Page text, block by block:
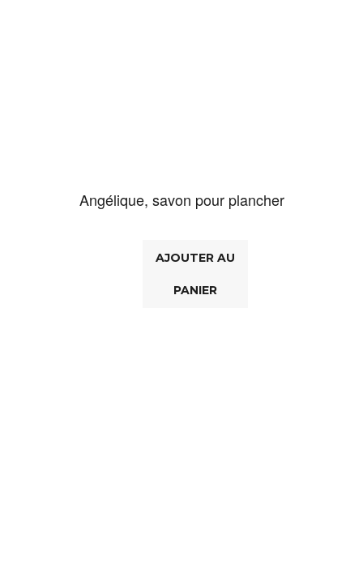
Angélique, savon pour plancher
AJOUTER AU
PANIER